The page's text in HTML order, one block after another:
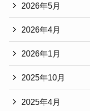
2026年5月
2026年4月
2026年1月
2025年10月
2025年4月